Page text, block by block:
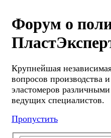
Форум о
Крупнейшая
вопросов производства
эластомеров
ведущих специалистов.
Пропустить